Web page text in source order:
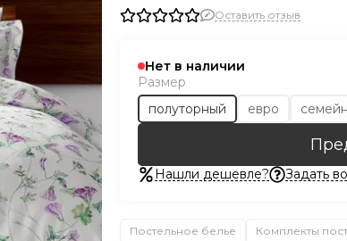
Оставить отзыв
Нет в наличии
Размер
полуторный
евро
Нашли дешевле? Задать
Постельное белье Комплекты